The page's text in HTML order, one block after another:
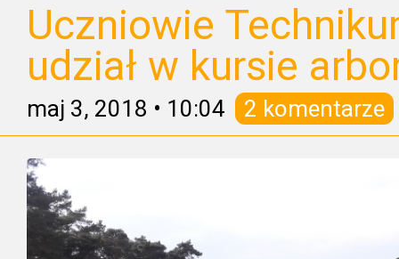
Uczniowie
udział w kursie
maj 3, 2018 • 10:04 2 komentarze